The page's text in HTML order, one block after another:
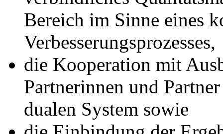
Bereich im Sinne eines
Verbesserungsprozesses,
die Kooperation mit
Partnerinnen und
dualen System sowie